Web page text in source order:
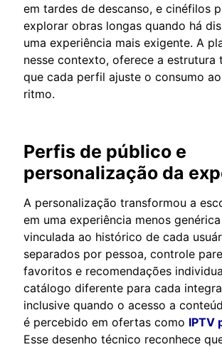
em tardes de descanso, e cinéfilos
explorar obras longas quando há
uma experiência mais exigente. A
nesse contexto, oferece a estrutura
que cada perfil ajuste o consumo
ritmo.
Perfis de público e
personalização da
A personalização transformou a
em uma experiência menos
vinculada ao histórico de cada
separados por pessoa, controle
favoritos e recomendações
catálogo diferente para cada
inclusive quando o acesso a
é percebido em ofertas como IPTV
Esse desenho técnico reconhece